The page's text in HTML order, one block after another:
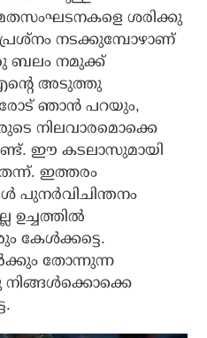
ശരിക്കു
പ്രശ്‌നം നടക്കുമ്പോഴാണ്
ബലം നമുക്ക്
എന്റെ അടുത്തു
ഞാന്‍ പറയും,
നിലവാരമൊക്കെ
ഈ കടലാസുമായി
ഇത്തരം
പുനര്‍വിചിന്തനം
ഉച്ചത്തില്‍
കേള്‍ക്കട്ടെ.
തോന്നുന്ന
നിങ്ങള്‍ക്കൊക്കെ